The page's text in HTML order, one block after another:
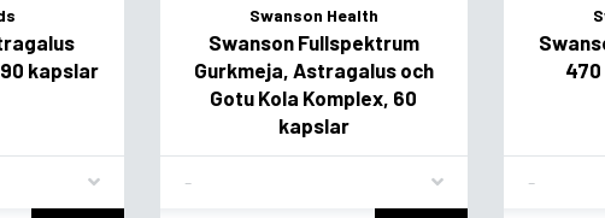
kapslar
Swanson Health
Swanson Fullspektrum
Gurkmeja, Astragalus och
Gotu Kola Komplex, 60
kapslar
470